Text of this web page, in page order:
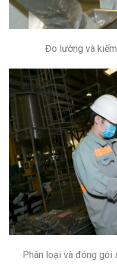
Đo lường và
Phân loại và đóng gói